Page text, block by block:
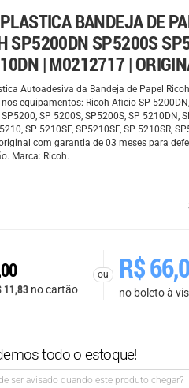
BANDEJA DE
SP5200DN SP5200S
| M0212717 |
Autoadesiva da Bandeja de Papel
equipamentos: Ricoh Aficio SP
SP 5200S, SP5200S, SP 5210DN,
SP 5210SF, SP5210SF, SP 5210SR,
com garantia de 03 meses para
Marca: Ricoh.
11,83 no cartão
ou R$
no boleto à
todo o estoque!
ser avisado quando este produto chegar?